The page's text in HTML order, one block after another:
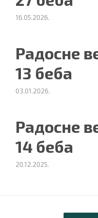
16.05.2026.
Радосне
13 беба
03.01.2026.
Радосне
14 беба
20.12.2025.